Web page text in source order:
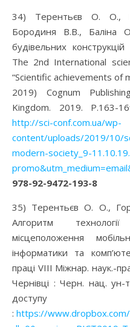
34) Терентьєв О. О.,
Бородиня В.В., Баліна
будівельних
The 2nd International
“Scientific achievements of
2019) Cognum
Kingdom. 2019. P.163-
http://sci-conf.com.ua/wp-
content/uploads/2019/10/
modern-society_9-
978-92-9472-193-8
35) Терентьєв О. О.,
Алгоритм
місцеположення
інформатики та
праці VIII Міжнар. наук.-
Чернівці : Черн. нац.
доступу
: https://